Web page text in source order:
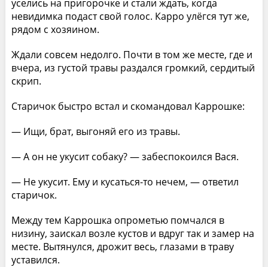
уселись на пригорочке и стали ждать, когда
невидимка подаст свой голос. Карро улёгся тут же,
рядом с хозяином.
Ждали совсем недолго. Почти в том же месте, где и
вчера, из густой травы раздался громкий, сердитый
скрип.
Старичок быстро встал и скомандовал Каррошке:
— Ищи, брат, выгоняй его из травы.
— А он не укусит собаку? — забеспокоился Вася.
— Не укусит. Ему и кусаться-то нечем, — ответил
старичок.
Между тем Каррошка опрометью помчался в
низину, заискал возле кустов и вдруг так и замер на
месте. Вытянулся, дрожит весь, глазами в траву
уставился.